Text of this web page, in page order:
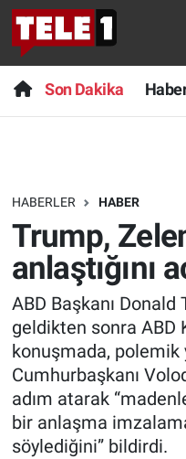
Son Dakika
HABERLER HABER
Trump,
anlaştığını
ABD Başkanı
geldikten sonra ABD
konuşmada, polemik
Cumhurbaşkanı
adım atarak
bir anlaşma
söylediğini” bildirdi.
Anında Manşet
Başka Sohbetler
Bilim turu
Bilim ve Teknoloji
Doğa Konuşuyor
Dünya
Ege Saati
Ege'den Esintiler
Son Dakika
Haber
Dünya
Teknoloji
Sağlık
Spor
Yayın Akışı
İletişim
Nöbetçi Eczaneler
Hava Durumu
Trafik Durumu
Süper Lig Puan
Tüm Manşetler
Son Dakika
Haber Arşivi